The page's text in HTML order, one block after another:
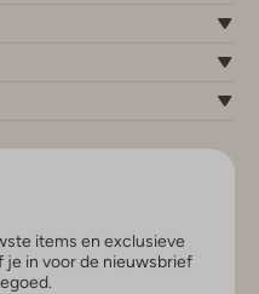
items en exclusieve
je in voor de nieuwsbrief